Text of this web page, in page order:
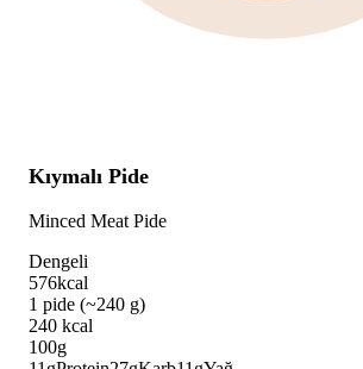
Kıymalı Pide
Minced Meat Pide
Dengeli
576kcal
1 pide (~240 g)
240 kcal
100g